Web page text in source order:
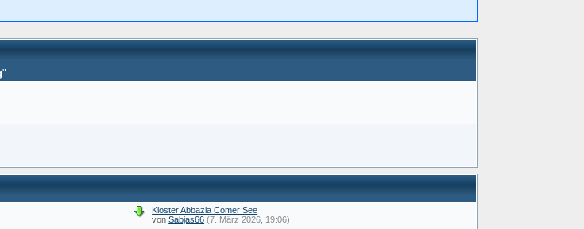
"
Kloster Abbazia Comer See
vonSabjas66 (7. März 2026, 19:06)